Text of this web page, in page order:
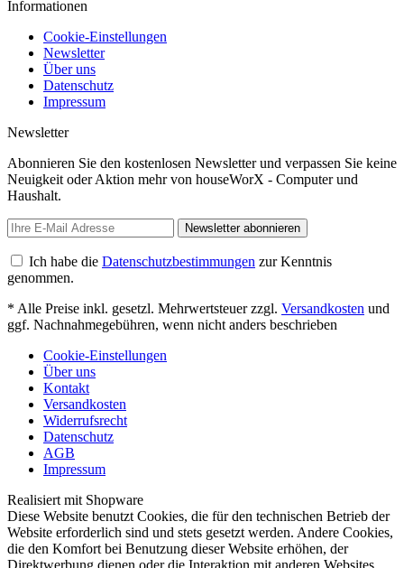
Informationen
Cookie-Einstellungen
Newsletter
Über uns
Datenschutz
Impressum
Newsletter
Abonnieren Sie den kostenlosen Newsletter und verpassen Sie keine
Neuigkeit oder Aktion mehr von houseWorX - Computer und
Haushalt.
Newsletter abonnieren
Ich habe die Datenschutzbestimmungen zur Kenntnis
genommen.
* Alle Preise inkl. gesetzl. Mehrwertsteuer zzgl. Versandkosten und
ggf. Nachnahmegebühren, wenn nicht anders beschrieben
Cookie-Einstellungen
Über uns
Kontakt
Versandkosten
Widerrufsrecht
Datenschutz
AGB
Impressum
Realisiert mit Shopware
Diese Website benutzt Cookies, die für den technischen Betrieb der
Website erforderlich sind und stets gesetzt werden. Andere Cookies,
die den Komfort bei Benutzung dieser Website erhöhen, der
Direktwerbung dienen oder die Interaktion mit anderen Websites